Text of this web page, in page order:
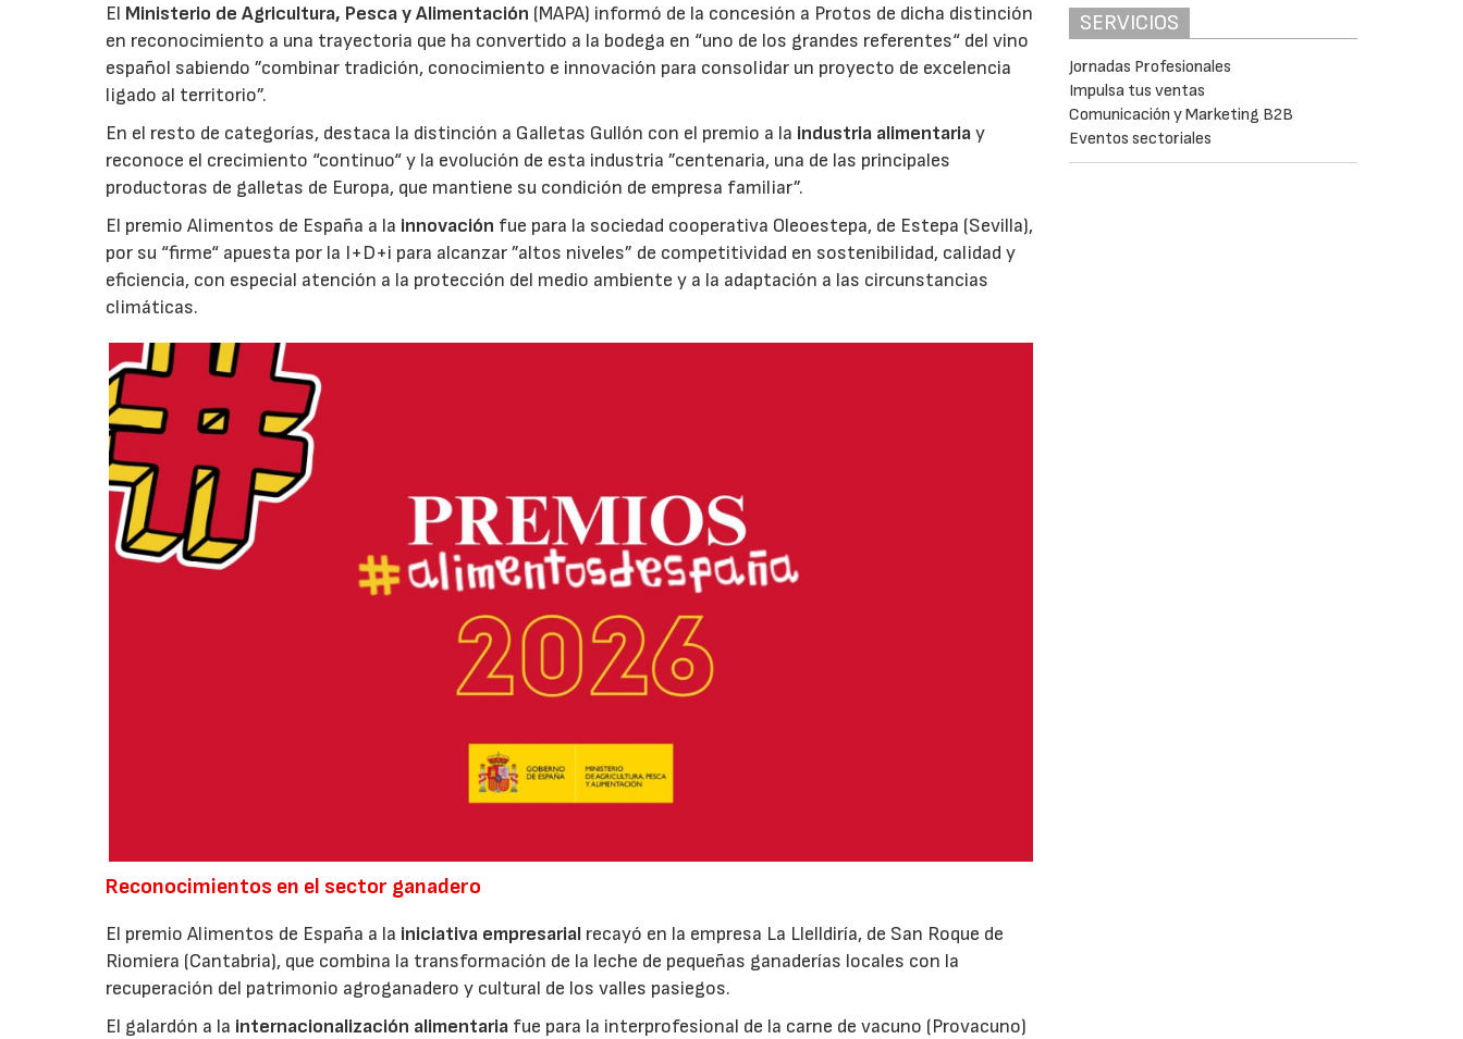
El Ministerio de Agricultura, Pesca y Alimentación (MAPA) informó de la concesión a Protos de dicha distinción
en reconocimiento a una trayectoria que ha convertido a la bodega en “uno de los grandes referentes“ del vino
español sabiendo ”combinar tradición, conocimiento e innovación para consolidar un proyecto de excelencia
ligado al territorio”.
En el resto de categorías, destaca la distinción a Galletas Gullón con el premio a la industria alimentariay
reconoce el crecimiento “continuo“ y la evolución de esta industria ”centenaria, una de las principales
productoras de galletas de Europa, que mantiene su condición de empresa familiar”.
El premio Alimentos de España a la innovación fue para la sociedad cooperativa Oleoestepa, de Estepa (Sevilla),
por su “firme“ apuesta por la I+D+i para alcanzar ”altos niveles” de competitividad en sostenibilidad, calidad y
eficiencia, con especial atención a la protección del medio ambiente y a la adaptación a las circunstancias
climáticas.
Reconocimientos en el sector ganadero
El premio Alimentos de España a la iniciativa empresarial recayó en la empresa La Llelldiría, de San Roque de
Riomiera (Cantabria), que combina la transformación de la leche de pequeñas ganaderías locales con la
recuperación del patrimonio agroganadero y cultural de los valles pasiegos.
El galardón a la internacionalización alimentaria fue para la interprofesional de la carne de vacuno (Provacuno)
SERVICIOS
Jornadas Profesionales
Impulsa tus ventas
Comunicación y Marketing B2B
Eventos sectoriales